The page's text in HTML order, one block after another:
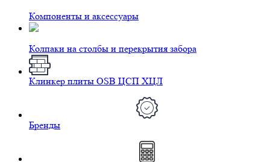
Компоненты и аксессуары
Колпаки на столбы и перекрытия забора
Клинкер плиты OSB ЦСП ХЦЛ
Бренды